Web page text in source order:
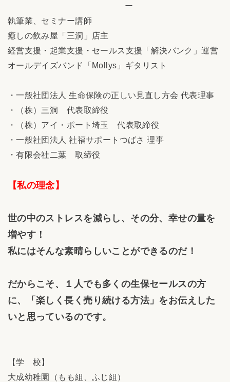
ー
執筆業、セミナー講師
癒しの飲み屋「三洞」店主
経営支援・起業支援・セールス支援「解決バンク」運営
オールデイズバンド「Mollys」ギタリスト
・一般社団法人 生命保険の正しい見直し方会 代表理事
・（株）三洞 代表取締役
・（株）アイ・ポート埼玉 代表取締役
・一般社団法人 社福サポートつばさ 理事
・有限会社二葉 取締役
【私の理念】
世の中のストレスを減らし、その分、幸せの量を
増やす！
私にはそんな素晴らしいことができるのだ！
だからこそ、１人でも多くの生保セールスの方
に、「楽しく長く売り続ける方法」をお伝えした
いと思っているのです。
【学 校】
大成幼稚園（もも組、ふじ組）